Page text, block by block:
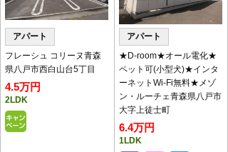
感染拡大防止対策に
ついて
1.ご来店時には、原則マス
ク着用をお願いします。
2.入店時には必ず「指・
手」の消毒をお願いしま
す。 店内に消毒液を用意
いたしています。
3.お客様の体調等の告知アンケートにご記入く
ださい。
4.接客カウンターには、飛沫感染防止のためパ
アパート
フレーシュ コリーヌ青森
県八戸市西白山台5丁目
4.5万円
2LDK
アパート
★D-room★オール電化★
ペット可(小型犬)★インタ
ーネットWi-Fi無料★メゾ
ン・ルーチェ青森県八戸市
大字上徒士町
6.4万円
1LDK